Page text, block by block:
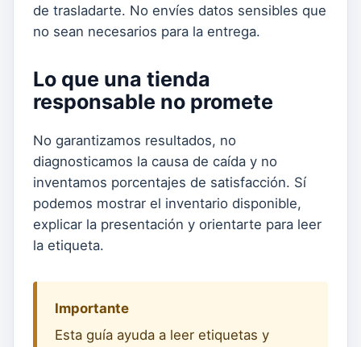
de trasladarte. No envíes datos sensibles que
no sean necesarios para la entrega.
Lo que una tienda
responsable no promete
No garantizamos resultados, no
diagnosticamos la causa de caída y no
inventamos porcentajes de satisfacción. Sí
podemos mostrar el inventario disponible,
explicar la presentación y orientarte para leer
la etiqueta.
Importante
Esta guía ayuda a leer etiquetas y